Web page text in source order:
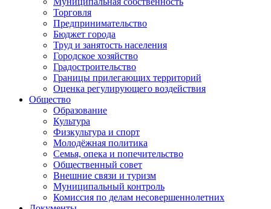
Торговля
Предпринимательство
Бюджет города
Труд и занятость населения
Городское хозяйство
Градостроительство
Границы прилегающих территорий
Оценка регулирующего воздействия
Общество
Образование
Культура
Физкультура и спорт
Молодёжная политика
Семья, опека и попечительство
Общественный совет
Внешние связи и туризм
Муниципальный контроль
Комиссия по делам несовершеннолетних